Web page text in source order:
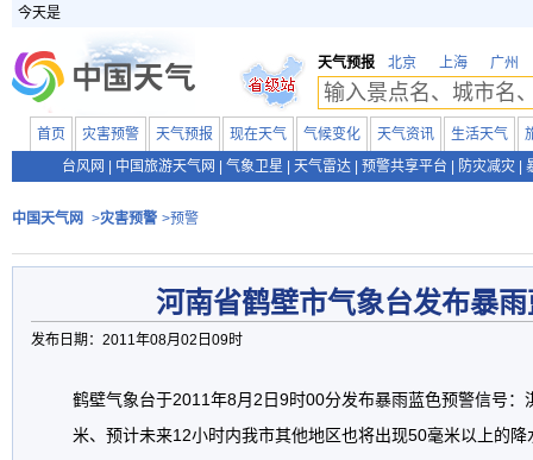
今天是
天气预报 北京 上海 广州
首页 灾害预警 天气预报 现在天气 气候变化 天气资讯 生活天气
台风网
中国旅游天气网 气象卫星 天气雷达 预警共享平台 防灾减灾
中国天气网 >灾害预警 >预警
河南省鹤壁市气象台发布暴
发布日期：2011年08月02日09时
鹤壁气象台于2011年8月2日9时00分发布暴雨蓝色预警信号：
米、预计未来12小时内我市其他地区也将出现50毫米以上的